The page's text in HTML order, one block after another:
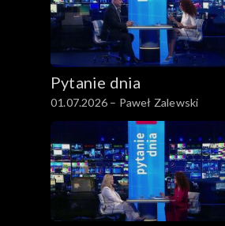
Pytanie dnia
01.07.2026 – Paweł Zalewski